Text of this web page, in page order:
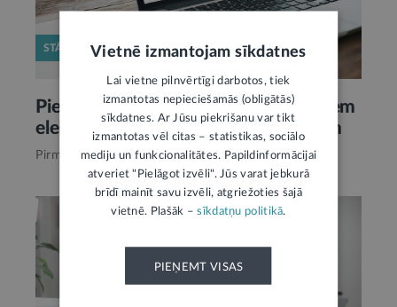
STĀJAS SPĒKĀ
Pieslēgšanās VID EDS – tikai ar drošiem
elektroniskās identifikācijas līdzekļiem
Pirms 11 mēnešiem, E-vide
Vietnē izmantojam sīkdatnes
Lai vietne pilnvērtīgi darbotos, tiek
izmantotas nepieciešamās (obligātās)
sīkdatnes. Ar Jūsu piekrišanu var tikt
izmantotas vēl citas – statistikas, sociālo
mediju un funkcionalitātes. Papildinformācijai
atveriet "Pielāgot izvēli". Jūs varat jebkurā
brīdī mainīt savu izvēli, atgriežoties šajā
vietnē. Plašāk –sīkdatņu politikā.
PIEŅEMT VISAS